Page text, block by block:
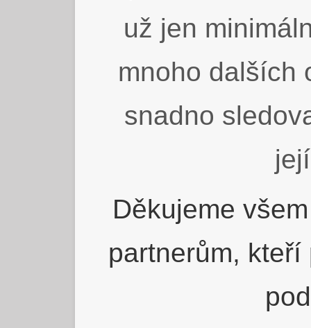
už jen
mnoho dalších
snadno
Děkujeme
partnerům,